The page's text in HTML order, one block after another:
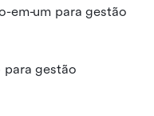
em-um para gestão
para gestão